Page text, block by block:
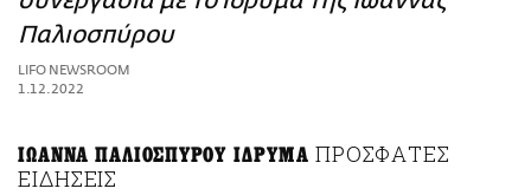
ΑΜΠΑ
PRINT
Παλιοσπύρου
LIFO NEWSROOM
1.12.2022
ΙΩΑΝΝΑ ΠΑΛΙΟΣΠΥΡΟΥ ΙΔΡΥΜΑ ΠΡΟΣΦΑΤΕΣ
ΕΙΔΗΣΕΙΣ